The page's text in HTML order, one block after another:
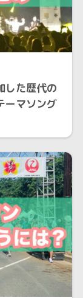
した歴代の
ーマソング